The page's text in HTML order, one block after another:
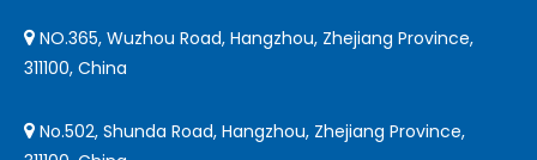
 NO.365, Wuzhou Road, Hangzhou, Zhejiang Province,
311100, China
 No.502, Shunda Road, Hangzhou, Zhejiang Province,